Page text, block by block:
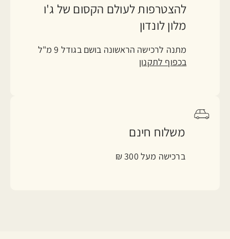
להצטרפות לעולם הקסום של ג'ו
מלון לונדון
מתנה לרכישה הראשונה בושם בגודל 9 מ"ל
בכפוף לתקנון
משלוח חינם
ברכישה מעל 300 ₪